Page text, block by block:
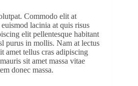
Commodo elit at
lacinia at quis risus
elit pellentesque habitant
purus in mollis. Nam at lectus
amet tellus cras adipiscing
sit amet massa vitae
donec massa.